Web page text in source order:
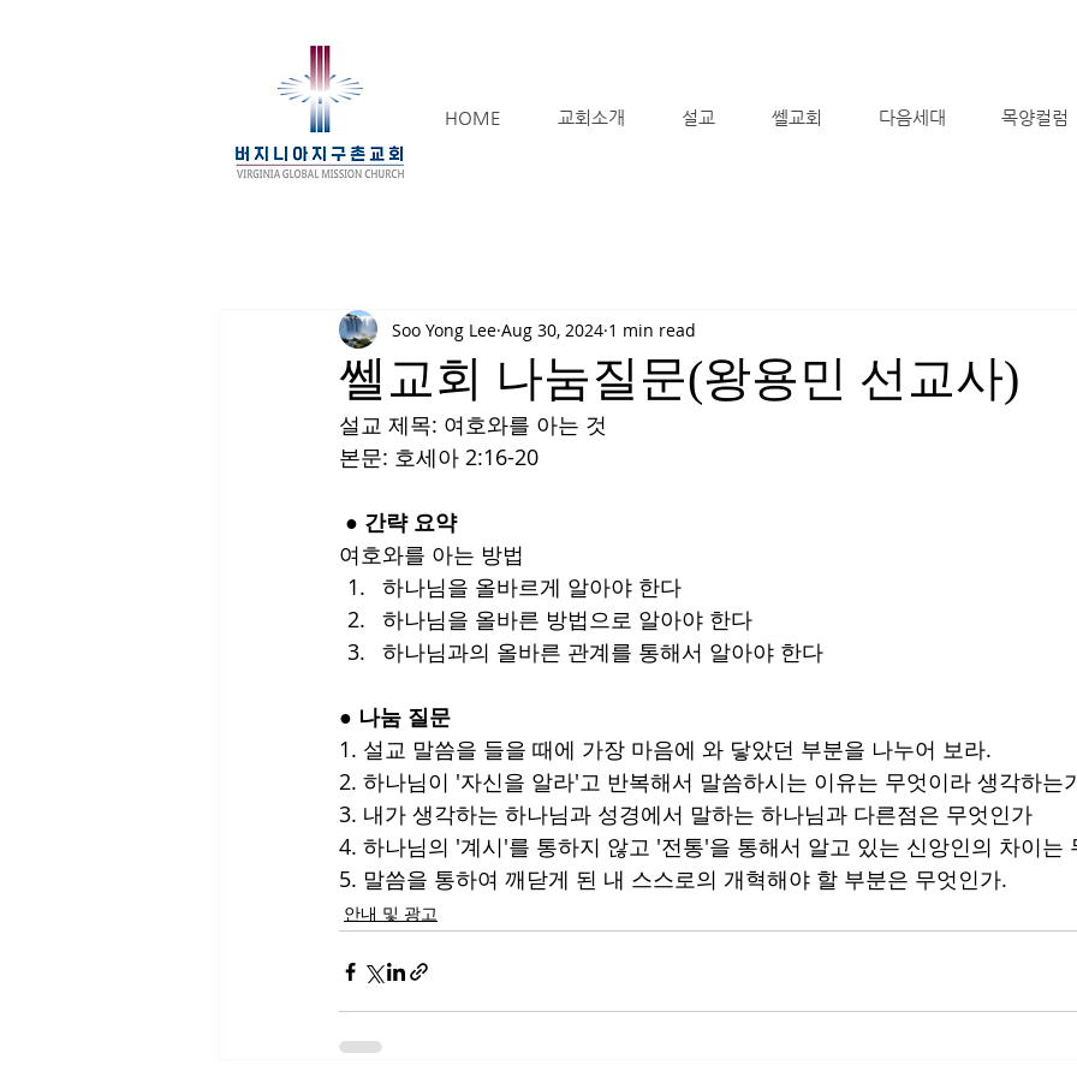
HOME 교회소개 설교 쎌교회 다음세대 목양컬럼
쎌교회 나눔질문(왕용민 선교사)
Soo Yong Lee Aug 30, 2024 1 min read
설교 제목: 여호와를 아는 것
본문: 호세아 2:16-20
● 간략 요약
여호와를 아는 방법
하나님을 올바르게 알아야 한다
하나님을 올바른 방법으로 알아야 한다
하나님과의 올바른 관계를 통해서 알아야 한다
● 나눔 질문
1. 설교 말씀을 들을 때에 가장 마음에 와 닿았던 부분을 나누어 보라.
2. 하나님이 '자신을 알라'고 반복해서 말씀하시는 이유는 무엇이라 생각하는
3. 내가 생각하는 하나님과 성경에서 말하는 하나님과 다른점은 무엇인가
4. 하나님의 '계시'를 통하지 않고 '전통'을 통해서 알고 있는 신앙인의 차이는
5. 말씀을 통하여 깨닫게 된 내 스스로의 개혁해야 할 부분은 무엇인가.
안내 및 광고